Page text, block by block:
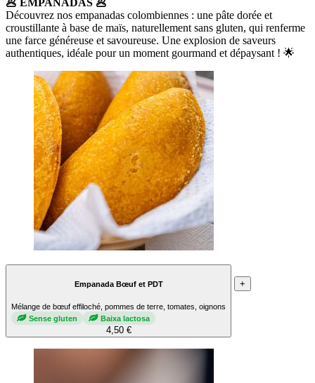
🥟 EMPANADAS 🥟
Découvrez nos empanadas colombiennes : une pâte dorée et
croustillante à base de maïs, naturellement sans gluten, qui renferme
une farce généreuse et savoureuse. Une explosion de saveurs
authentiques, idéale pour un moment gourmand et dépaysant ! 🌟
Empanada Bœuf et PDT
Mélange de bœuf effiloché, pommes de terre, tomates, oignons
Sense gluten
Baixa lactosa
4,50 €
+